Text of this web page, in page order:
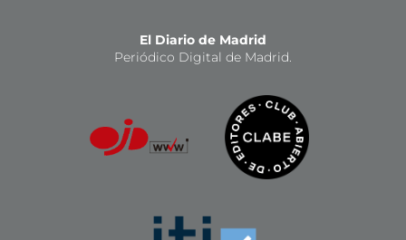
El Diario de Madrid
Periódico Digital de Madrid.